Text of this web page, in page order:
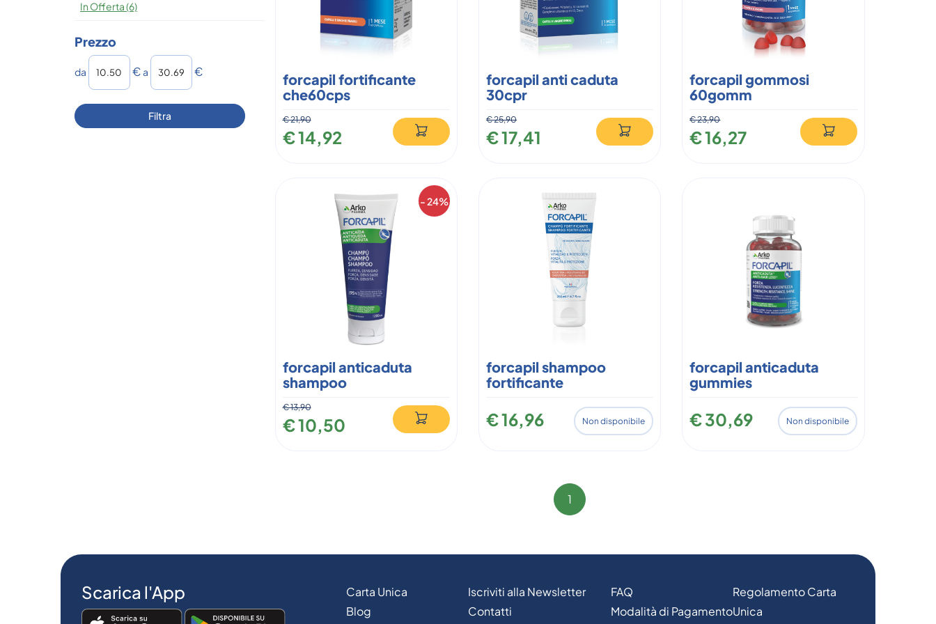
In Offerta(6)
Prezzo
filtra
da
da €
filtra
a
a €
forcapil fortificante
che60cps
€ 21,90
€ 14,92
forcapil anti caduta
30cpr
€ 25,90
€ 17,41
forcapil gommosi
60gomm
€ 23,90
€ 16,27
- 24%
forcapil anticaduta
shampoo
€ 13,90
€ 10,50
forcapil shampoo
fortificante
€ 16,96 Non disponibile
forcapil anticaduta
gummies
€ 30,69 Non disponibile
1
Scarica l'App
Carta Unica
Blog
Iscriviti alla Newsletter
Contatti
FAQ
Modalità di Pagamento
Regolamento Carta
Unica